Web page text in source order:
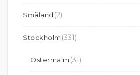
Småland (2)
Stockholm (331)
Östermalm (31)